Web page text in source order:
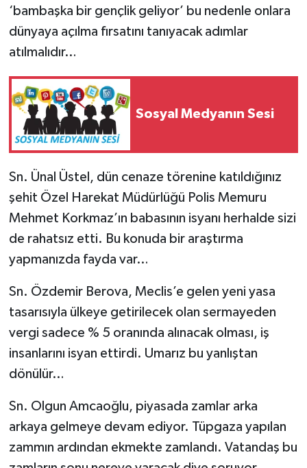
‘bambaşka bir gençlik geliyor’ bu nedenle onlara
dünyaya açılma fırsatını tanıyacak adımlar
atılmalıdır…
Sosyal Medyanın Sesi
Sn. Ünal Üstel, dün cenaze törenine katıldığınız
şehit Özel Harekat Müdürlüğü Polis Memuru
Mehmet Korkmaz’ın babasının isyanı herhalde sizi
de rahatsız etti. Bu konuda bir araştırma
yapmanızda fayda var…
Sn. Özdemir Berova, Meclis’e gelen yeni yasa
tasarısıyla ülkeye getirilecek olan sermayeden
vergi sadece % 5 oranında alınacak olması, iş
insanlarını isyan ettirdi. Umarız bu yanlıştan
dönülür…
Sn. Olgun Amcaoğlu, piyasada zamlar arka
arkaya gelmeye devam ediyor. Tüpgaza yapılan
zammın ardından ekmekte zamlandı. Vatandaş bu